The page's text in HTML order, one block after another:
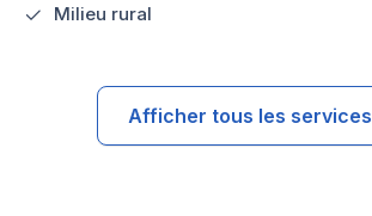
Milieu rural
Afficher tous les services